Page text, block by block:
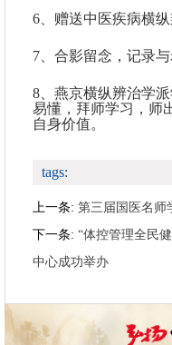
6、赠送中医疾病横
7、合影留念，记录
8、燕京横纵辨治学
易懂，拜师学习，师
自身价值。
tags:
上一条: 第三届国医名师
下一条: “体控管理全民
中心成功举办